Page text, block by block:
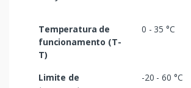
Temperatura de
funcionamento (T-
T)
0 - 35 °C
Limite de
-20 - 60 °C